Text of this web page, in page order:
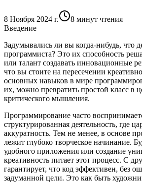
8 Ноября 2024 г.
8 минут чтения
Введение
Задумывались ли вы когда-нибудь, что
программиста? Это их способность
или талант создавать инновационные
что вы стоите на пересечении
основных навыков в мире
их, можно превратить простой класс в
критического мышления.
Программирование часто
структурированная деятельность, где
аккуратность. Тем не менее, в основе
лежит глубоко творческое начинание.
удобного приложения или создание
креативность питает этот процесс. С
гарантирует, что код эффективен, без
задуманной цели. Это как быть